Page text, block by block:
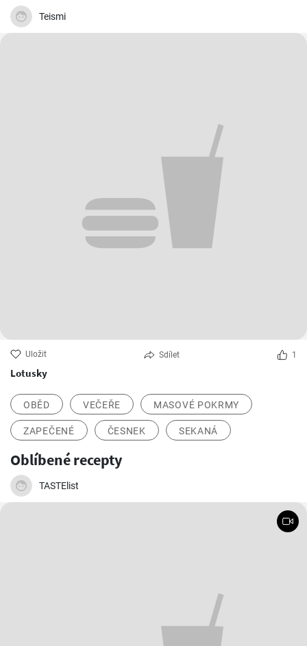
Teismi
Uložit Sdílet 1
Lotusky
OBĚD VEČEŘE MASOVÉ POKRMY
ZAPEČENÉ ČESNEK SEKANÁ
Oblíbené recepty
TASTElist